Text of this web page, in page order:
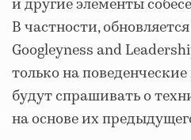
и другие элементы
В частности,
Googleyness and
только на
будут спрашивать о
на основе их